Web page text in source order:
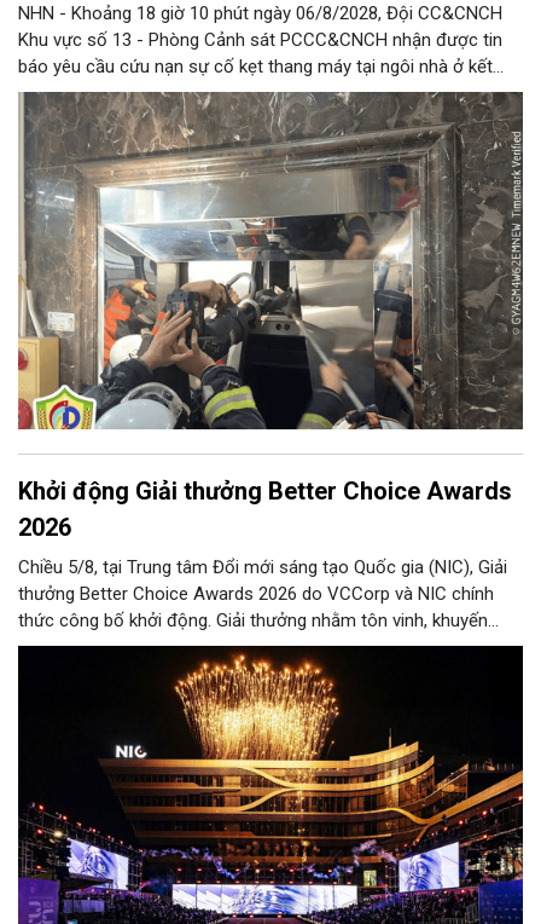
NHN - Khoảng 18 giờ 10 phút ngày 06/8/2028, Đội CC&CNCH
Khu vực số 13 - Phòng Cảnh sát PCCC&CNCH nhận được tin
báo yêu cầu cứu nạn sự cố kẹt thang máy tại ngôi nhà ở kết
hợp kinh doanh tại địa chỉ số 1C Định Công Thượng, phường
Định Công khiến 13 người (trong đó có 8 cháu nhỏ) bị mắc kẹt.
Khởi động Giải thưởng Better Choice Awards
2026
Chiều 5/8, tại Trung tâm Đổi mới sáng tạo Quốc gia (NIC), Giải
thưởng Better Choice Awards 2026 do VCCorp và NIC chính
thức công bố khởi động. Giải thưởng nhằm tôn vinh, khuyến
khích, cổ vũ những giá trị đổi mới, sáng tạo, áp dụng trong đời
sống thực, phục vụ người tiêu dùng.